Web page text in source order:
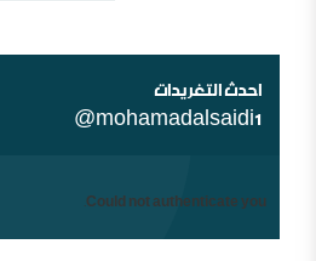
احدث التغريدات
@mohamadalsaidi1
Could not authenticate you.
سابقة